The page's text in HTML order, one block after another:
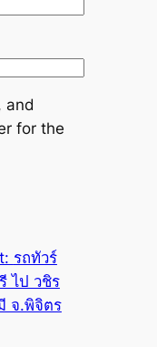
and
for the
รถทัวร์
ไป วชิร
จ.พิจิตร